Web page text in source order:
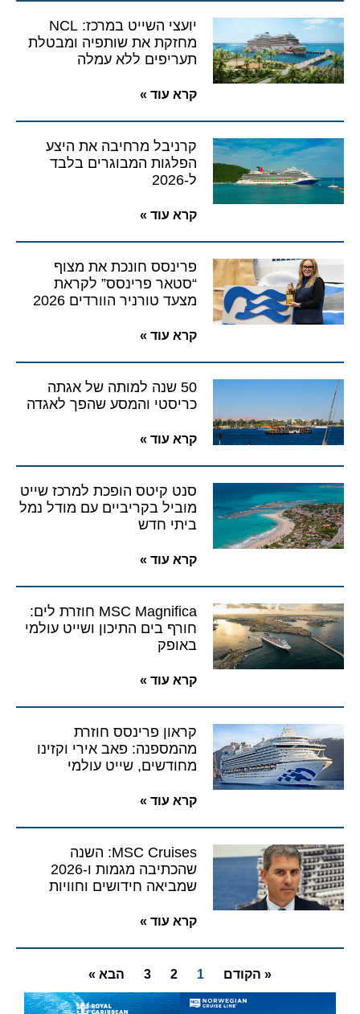
יועצי השייט במרכז: NCL
מחזקת את שותפיה ומבטלת
תעריפים ללא עמלה
קרא עוד »
קרניבל מרחיבה את היצע
הפלגות המבוגרים בלבד
ל-2026
קרא עוד »
פרינסס חונכת את מצוף
“סטאר פרינסס” לקראת
מצעד טורניר הוורדים 2026
קרא עוד »
50 שנה למותה של אגתה
כריסטי והמסע שהפך לאגדה
קרא עוד »
סנט קיטס הופכת למרכז שייט
מוביל בקריביים עם מודל נמל
ביתי חדש
קרא עוד »
MSC Magnifica חוזרת לים:
חורף בים התיכון ושייט עולמי
באופק
קרא עוד »
קראון פרינסס חוזרת
מהמספנה: פאב אירי וקזינו
מחודשים, שייט עולמי
קרא עוד »
MSC Cruises: השנה
שהכתיבה מגמות ו-2026
שמביאה חידושים וחוויות
קרא עוד »
« הקודם 1
2
3 הבא »